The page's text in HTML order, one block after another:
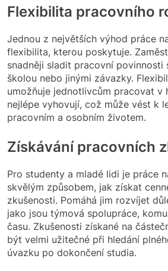
Flexibilita pracovního
Jednou z největších výhod práce
flexibilita, kterou poskytuje.
snadněji sladit pracovní povinnosti
školou nebo jinými závazky.
umožňuje jednotlivcům pracovat v
nejlépe vyhovují, což může vést k
pracovním a osobním životem.
Získávání pracovních
Pro studenty a mladé lidi je práce
skvělým způsobem, jak získat
zkušenosti. Pomáhá jim rozvíjet
jako jsou týmová spolupráce,
času. Zkušenosti získané na
být velmi užitečné při hledání
úvazku po dokončení studia.